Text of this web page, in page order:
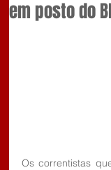
em posto do
Os correntistas